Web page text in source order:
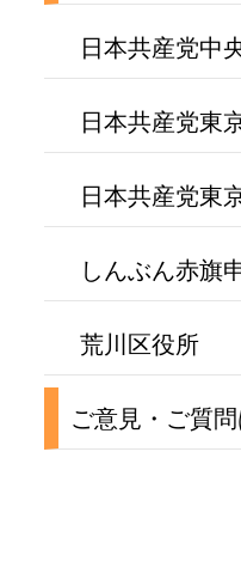
日本共産党中
日本共産党東
日本共産党東
しんぶん赤旗
荒川区役所
ご意見・ご質